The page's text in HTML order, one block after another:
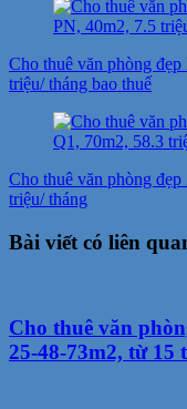
Cho thuê văn phòng
triệu/ tháng bao thuế
Cho thuê văn phòng
triệu/ tháng
Bài viết có liên
Cho thuê văn
25-48-73m2, từ 15